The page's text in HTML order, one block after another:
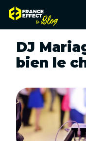
DJ
bien le